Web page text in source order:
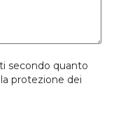
secondo quanto
protezione dei